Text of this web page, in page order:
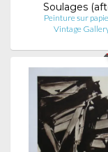
Soulages
Peinture sur
Vintage